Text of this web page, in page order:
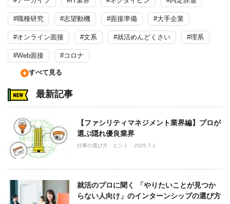
#職種研究 #志望動機 #面接準備 #大手企業
#オンライン面接 #文系 #就活めんどくさい #理系
#Web面接 #コロナ
すべて見る
最新記事
【ファシリティマネジメント業界編】プロが
選ぶ隠れ優良業界
仕事の選び方・ヒント 2025.7.1
就活のプロに聞く 「やりたいことが見つか
らない人向け」のインターンシップの選び方